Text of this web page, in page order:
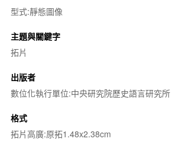
型式:靜態圖像
主題與關鍵字
拓片
出版者
數位化執行單位:中央研究院歷史語言研究所
格式
拓片高廣:原拓1.48x2.38cm